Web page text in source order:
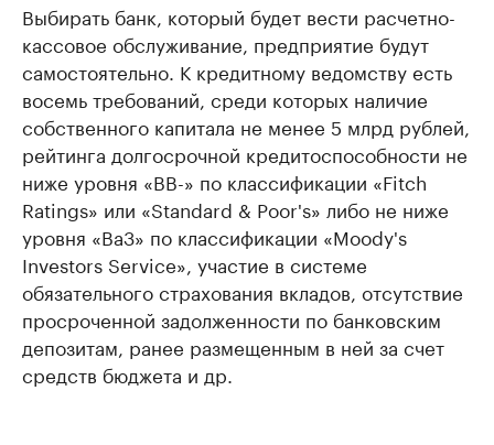
Выбирать банк, который будет вести расчетно-
кассовое обслуживание, предприятие будут
самостоятельно. К кредитному ведомству есть
восемь требований, среди которых наличие
собственного капитала не менее 5 млрд рублей,
рейтинга долгосрочной кредитоспособности не
ниже уровня «ВВ-» по классификации «Fitch
Ratings» или «Standard & Poor's» либо не ниже
уровня «Ва3» по классификации «Moody's
Investors Service», участие в системе
обязательного страхования вкладов, отсутствие
просроченной задолженности по банковским
депозитам, ранее размещенным в ней за счет
средств бюджета и др.